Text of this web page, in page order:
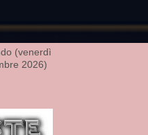
(venerdì
2026)